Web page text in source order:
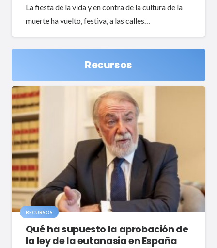
La fiesta de la vida y en contra de la cultura de la
muerte ha vuelto, festiva, a las calles…
Recursos
RECURSOS
Qué ha supuesto la aprobación de
la ley de la eutanasia en España